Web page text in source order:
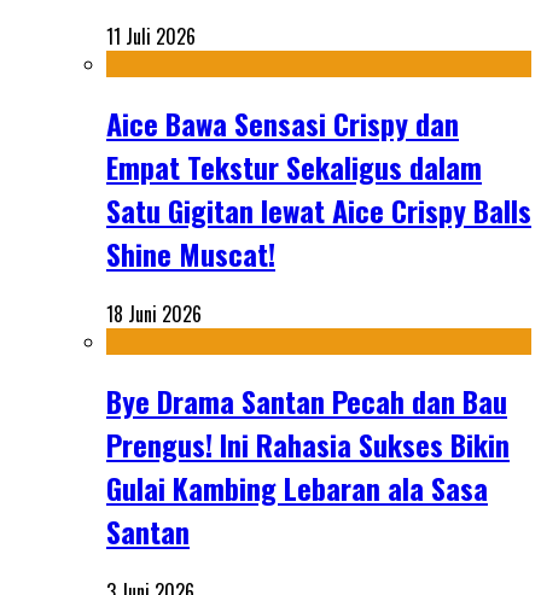
11 Juli 2026
Aice Bawa Sensasi Crispy dan
Empat Tekstur Sekaligus dalam
Satu Gigitan lewat Aice Crispy Balls
Shine Muscat!
18 Juni 2026
Bye Drama Santan Pecah dan Bau
Prengus! Ini Rahasia Sukses Bikin
Gulai Kambing Lebaran ala Sasa
Santan